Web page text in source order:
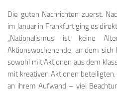
Die guten Nachrichten zuerst.
im Januar in Frankfurt ging es
„Nationalismus ist keine
Aktionswochenende, an dem
sowohl mit Aktionen aus dem
mit kreativen Aktionen
an ihrem Aufwand – viel